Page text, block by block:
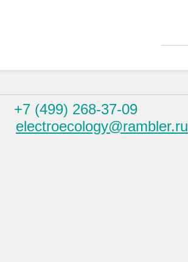
+7 (499) 268-37-09
electroecology@rambler.ru